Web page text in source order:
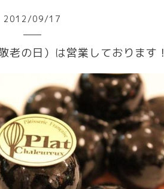
2012 /09/17
老の日）は営業しております！